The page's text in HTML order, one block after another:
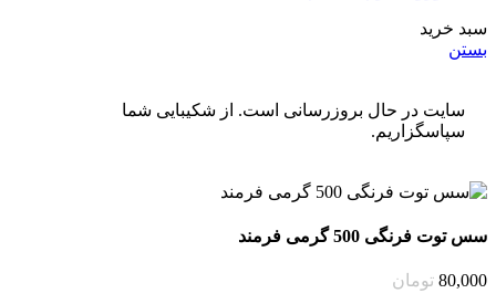
سبد خرید
بستن
سایت در حال بروزرسانی است. از شکیبایی شما
سپاسگزاریم.
سس توت فرنگی 500 گرمی فرمند
80,000 تومان